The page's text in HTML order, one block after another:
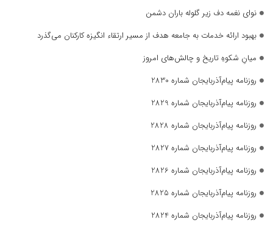
نوای نغمه دف زیر گلوله باران دشمن
بهبود ارائه خدمات به جامعه هدف از مسیر ارتقاء انگیزه کارکنان می‌گذرد
میانِ شکوهِ تاریخ و چالش‌های امروز
روزنامه پیام‌آذربایجان شماره 2830
روزنامه پیام‌آذربایجان شماره 2829
روزنامه پیام‌آذربایجان شماره 2828
روزنامه پیام‌آذربایجان شماره 2827
روزنامه پیام‌آذربایجان شماره 2826
روزنامه پیام‌آذربایجان شماره 2825
روزنامه پیام‌آذربایجان شماره 2824